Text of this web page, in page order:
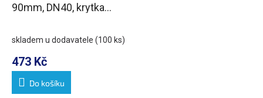
90mm, DN40, krytka
skladem u dodavatele (100 ks)
473 Kč
Do košíku